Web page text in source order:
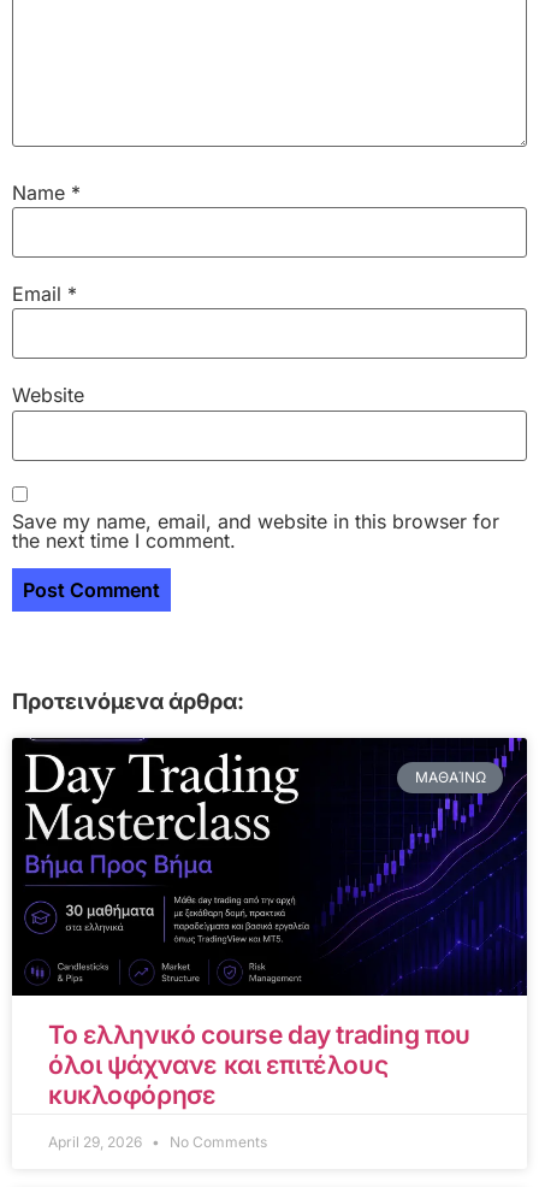
Name *
Email *
Website
Save my name, email, and website in this browser for
the next time I comment.
Προτεινόμενα άρθρα:
ΜΑΘΑΊΝΩ
Το ελληνικό course day trading που
όλοι ψάχνανε και επιτέλους
κυκλοφόρησε
April 29, 2026 No Comments